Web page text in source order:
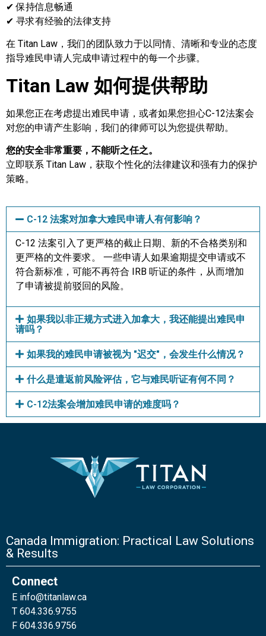
✔ 保持信息畅通
✔ 寻求有经验的法律支持
在 Titan Law，我们的团队致力于以同情、清晰和专业的态度
指导难民申请人完成申请过程中的每一个步骤。
Titan Law 如何提供帮助
如果您正在考虑提出难民申请，或者如果您担心C-12法案会
对您的申请产生影响，我们的律师可以为您提供帮助。
您的安全非常重要，不能听之任之。
立即联系 Titan Law，获取个性化的法律建议和强有力的保护
策略。
C-12 法案对加拿大难民申请人有何影响？
C-12 法案引入了更严格的截止日期、新的不合格类别和
更严格的文件要求。 一些申请人如果逾期提交申请或不
符合新标准，可能不再符合 IRB 听证的条件，从而增加
了申请被提前驳回的风险。
如果我以非正规方式进入加拿大，我还能提出难民申
请吗？
如果我的难民申请被视为 "迟交"，会发生什么情况？
什么是遣返前风险评估，它与难民听证有何不同？
C-12法案会增加难民申请的难度吗？
Canada Immigration: Practical Law Solutions
& Results
Connect
E info@titanlaw.ca
T 604.336.9755
F 604.336.9756